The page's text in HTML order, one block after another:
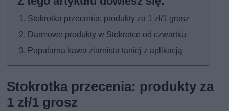
Stokrotka przecenia: produkty za 1 zł/1 grosz
Darmowe produkty w Stokrotce od czwartku
Popularna kawa ziarnista taniej z aplikacją
Stokrotka przecenia: produkty za
1 zł/1 grosz